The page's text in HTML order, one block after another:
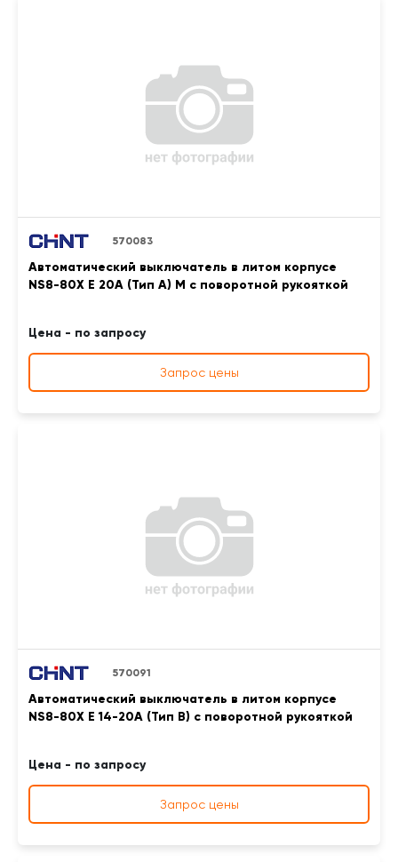
570083
Автоматический выключатель в литом корпусе
NS8-80X E 20A (Тип A) M с поворотной рукояткой
Цена - по запросу
Запрос цены
570091
Автоматический выключатель в литом корпусе
NS8-80X E 14-20A (Тип B) с поворотной рукояткой
Цена - по запросу
Запрос цены